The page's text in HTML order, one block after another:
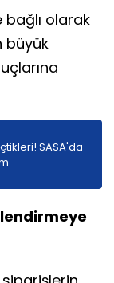
olarak
büyük
SASA'da